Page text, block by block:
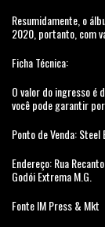
Resumidamente, o
2020, portanto, com
Ficha Técnica:
O valor do ingresso é
você pode garantir
Ponto de Venda:
Endereço: Rua
Godói Extrema M.G.
Fonte IM Press & Mkt